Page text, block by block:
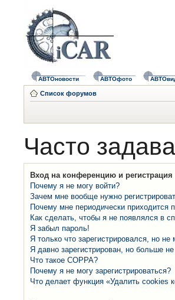
АВТОновости АВТОфото
Список форумов
Часто
Вход на конференцию и регистрация
Почему я не могу войти?
Зачем мне вообще нужно
Почему мне периодически приходится
Как сделать, чтобы я не появлялся в
Я забыл пароль!
Я только что зарегистрировался, но не
Я давно зарегистрирован, но больше
Что такое COPPA?
Почему я не могу зарегистрироваться?
Что делает функция «Удалить cookies